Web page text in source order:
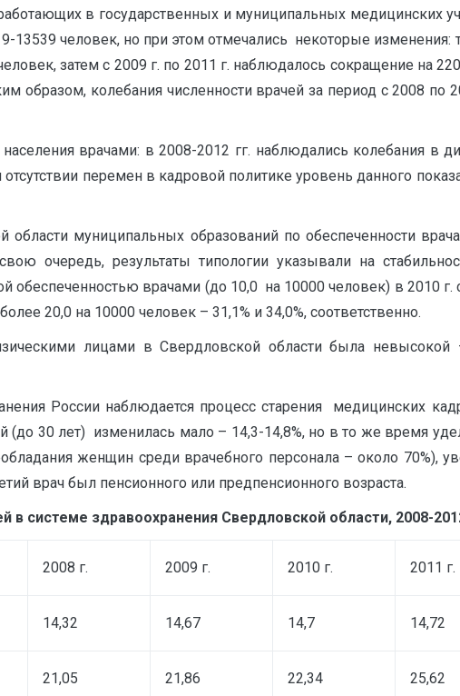
в государственных и муниципальных медицинских
13539 человек, но при этом отмечались некоторые изменения:
затем с 2009 г. по 2011 г. наблюдалось сокращение на
образом, колебания численности врачей за период с 2008 по
врачами: в 2008-2012 гг. наблюдались колебания в
перемен в кадровой политике уровень данного
области муниципальных образований по обеспеченности
очередь, результаты типологии указывали на
врачами (до 10,0 на 10000 человек) в 2010 г.
20,0 на 10000 человек – 31,1% и 34,0%, соответственно.
лицами в Свердловской области была невысокой
России наблюдается процесс старения медицинских
(до 30 лет) изменилась мало – 14,3-14,8%, но в то же время
женщин среди врачебного персонала – около 70%),
врач был пенсионного или предпенсионного возраста.
в системе здравоохранения Свердловской области, 2008-
2008 г. 2009 г. 2010 г. 2011 г.
14,32 14,67 14,7 14,72
21,05 21,86 22,34 25,62